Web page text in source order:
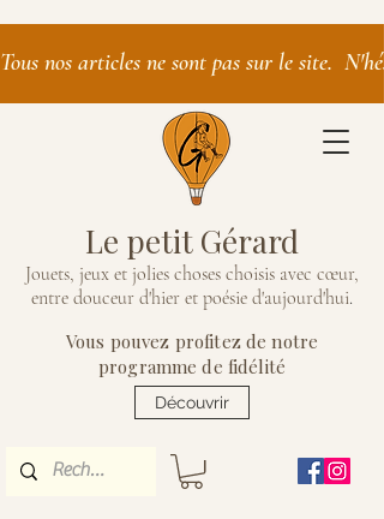
Tous nos articles ne sont pas sur le site.
Le petit Gérard
Jouets, jeux et jolies choses choisis avec cœur,
entre douceur d'hier et poésie d'aujourd'hui.
Vous pouvez profitez de notre
programme de fidélité
Découvrir